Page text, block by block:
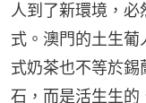
人到了新環境，
式。澳門的土生
式奶茶也不等於
石，而是活生生的